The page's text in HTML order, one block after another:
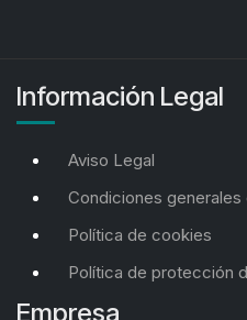
Información Legal
Aviso Legal
Condiciones generales
Política de cookies
Política de protección
Empresa